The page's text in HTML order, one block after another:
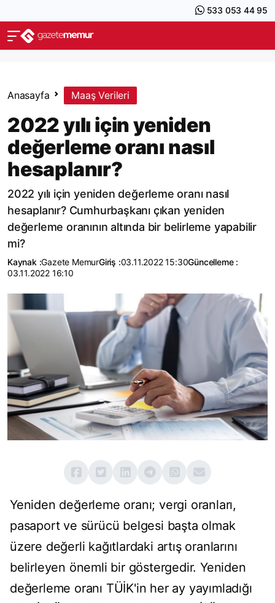
533 053 44 95
Anasayfa Maaş Verileri
2022 yılı için yeniden
değerleme oranı nasıl
hesaplanır?
2022 yılı için yeniden değerleme oranı nasıl
hesaplanır? Cumhurbaşkanı çıkan yeniden
değerleme oranının altında bir belirleme yapabilir
mi?
Kaynak :Gazete MemurGiriş :03.11.2022 15:30Güncelleme :
03.11.2022 16:10
Yeniden değerleme oranı; vergi oranları,
pasaport ve sürücü belgesi başta olmak
üzere değerli kağıtlardaki artış oranlarını
belirleyen önemli bir göstergedir. Yeniden
değerleme oranı TÜİK'in her ay yayımladığı